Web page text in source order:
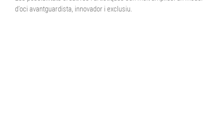
d’oci avantguardista, innovador i exclusiu.